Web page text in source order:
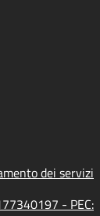
dei servizi
- PEC: